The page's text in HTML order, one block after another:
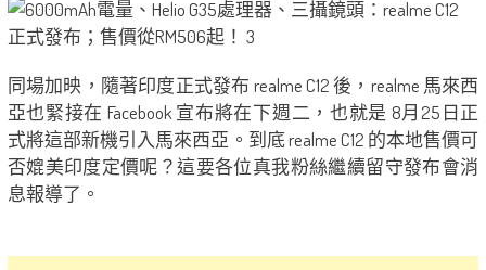
同場加映，隨著印度正式發布 realme C12 後，realme 馬來西
亞也緊接在 Facebook 宣布將在下週二，也就是 8月25日正
式將這部新機引入馬來西亞。到底 realme C12 的本地售價可
否媲美印度定價呢？這要各位真我粉絲繼續留守發布會消
息報導了。